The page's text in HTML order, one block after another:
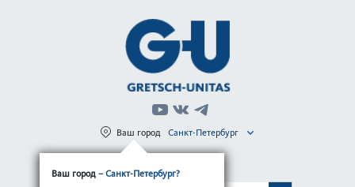
Ваш город – Санкт-Петербург?
Ваш город Санкт-Петербург